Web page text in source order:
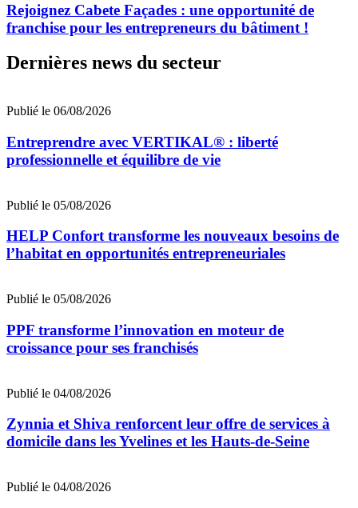
Rejoignez Cabete Façades : une opportunité de
franchise pour les entrepreneurs du bâtiment !
Dernières news du secteur
Publié le 06/08/2026
Entreprendre avec VERTIKAL® : liberté
professionnelle et équilibre de vie
Publié le 05/08/2026
HELP Confort transforme les nouveaux besoins de
l’habitat en opportunités entrepreneuriales
Publié le 05/08/2026
PPF transforme l’innovation en moteur de
croissance pour ses franchisés
Publié le 04/08/2026
Zynnia et Shiva renforcent leur offre de services à
domicile dans les Yvelines et les Hauts-de-Seine
Publié le 04/08/2026